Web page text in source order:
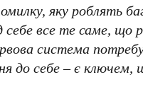
яку роблять
все те саме, що
система
до себе – є ключем,